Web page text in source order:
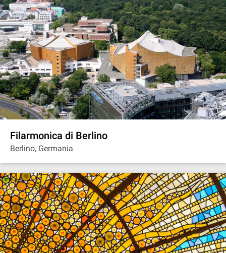
Filarmonica di Berlino
Berlino, Germania